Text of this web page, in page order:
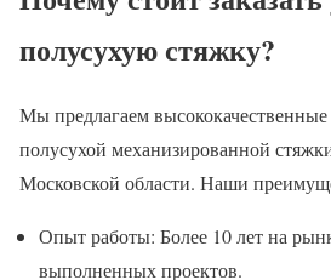
полусухую стяжку?
Мы предлагаем
полусухой механизированной
Московской области. Наши
Опыт работы: Более 10 лет на
выполненных проектов.